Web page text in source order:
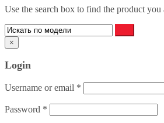
Use the search box to find the product
×
Login
Username or email *
Password *